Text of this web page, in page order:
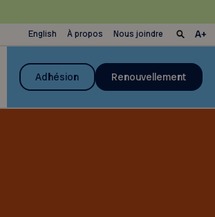
English À propos Nous joindre
Adhésion Renouvellement